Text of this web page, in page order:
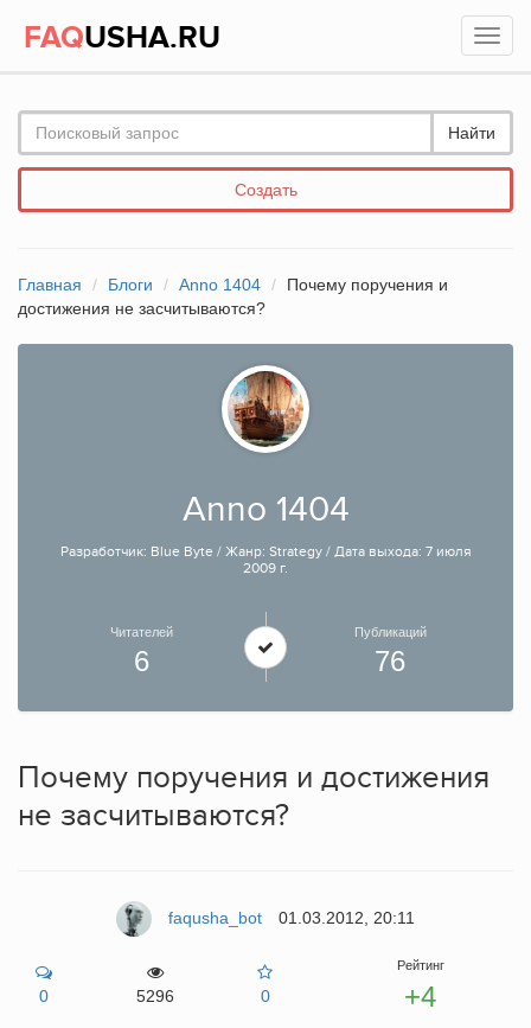
FAQUSHA.RU
Найти
Создать
Главная Блоги Anno 1404
Почему поручения и
достижения не засчитываются?
Anno 1404
Разработчик: Blue Byte / Жанр: Strategy / Дата выхода: 7 июля
2009 г.
Читателей
6
Публикаций
76
Почему поручения и достижения
не засчитываются?
faqusha_bot 01.03.2012, 20:11
0 5296 0
Рейтинг
+4